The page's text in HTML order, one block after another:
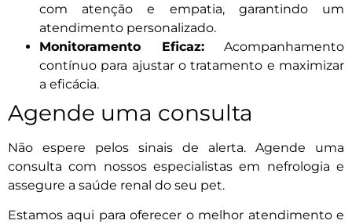
com atenção e empatia, garantindo um
atendimento personalizado.
Monitoramento Eficaz:Acompanhamento
contínuo para ajustar o tratamento e maximizar
a eficácia.
Agende uma consulta
Não espere pelos sinais de alerta. Agende uma
consulta com nossos especialistas em nefrologia e
assegure a saúde renal do seu pet.
Estamos aqui para oferecer o melhor atendimento e